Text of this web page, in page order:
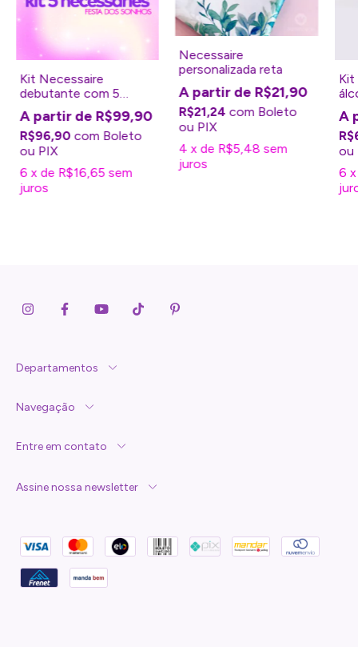
Kit Necessaire
debutante com 5
unidades
R$99,90
R$96,90 com Boleto
6 x de R$16,65 sem
juros
Necessaire
personalizada reta
R$21,90
R$21,24com Boleto
4 xde R$5,48 sem
juros
Kit
6
Departamentos
Navegação
Entre em contato
Assine nossa newsletter